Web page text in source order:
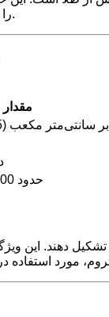
را به اشکال بسیار ظریف و پیچیده درآورند.
مقدار
بر سانتی‌متر مکعب (10.5 برابر آب)
حدود 2,200 درجه سانتیگراد
دهند. این